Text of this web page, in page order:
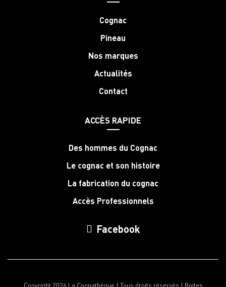
Cognac
Pineau
Nos marques
Actualités
Contact
ACCÈS RAPIDE
Des hommes du Cognac
Le cognac et son histoire
La fabrication du cognac
Accès Professionnels
Facebook
Copyright 2026 La Cognathèque | Tous droits réservés | Boites